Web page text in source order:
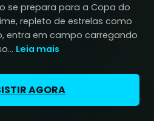
se prepara para a Copa do
repleto de estrelas como
entra em campo carregando
Leia mais
AGORA